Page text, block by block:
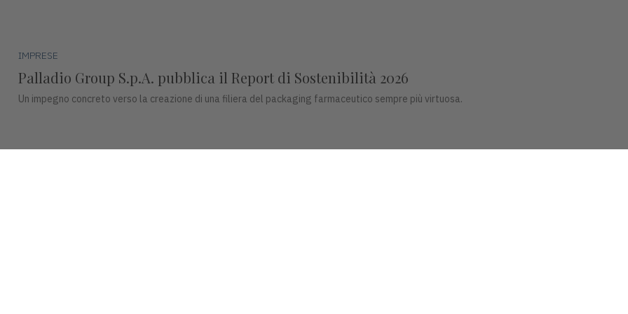
IMPRESE
Palladio Group S.p.A. pubblica il Report di Sostenibilità 2026
Un impegno concreto verso la creazione di una filiera del packaging farmaceutico sempre più virtuosa.